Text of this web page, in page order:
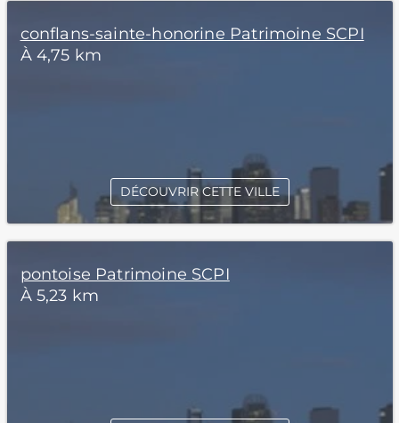
conflans-sainte-honorine Patrimoine SCPI
À 4,75 km
DÉCOUVRIR CETTE VILLE
pontoise Patrimoine SCPI
À 5,23 km